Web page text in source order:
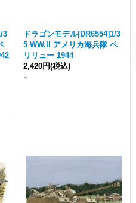
3
ドラゴンモデル[DR6554]1/3
5 WW.II アメリカ海兵隊 ペ
リリュー 1944
2,420円(税込)
×